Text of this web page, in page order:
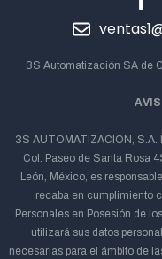
3S Automatización SA de
3S AUTOMATIZACION,
Col. Paseo de Santa Rosa
León, México, es
recaba en cumplimiento
Personales en Posesión de
utilizará sus datos
necesarias para el ámbito de